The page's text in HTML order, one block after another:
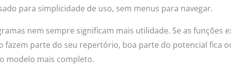
para simplicidade de uso, sem menus para navegar.
nem sempre significam mais utilidade. Se as funções
parte do seu repertório, boa parte do potencial fica
modelo mais completo.